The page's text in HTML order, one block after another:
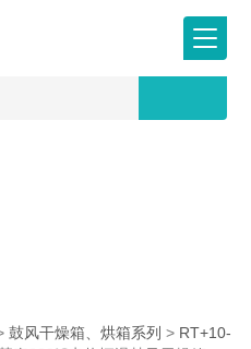
鼓风干燥箱、烘箱系列 > RT+10-